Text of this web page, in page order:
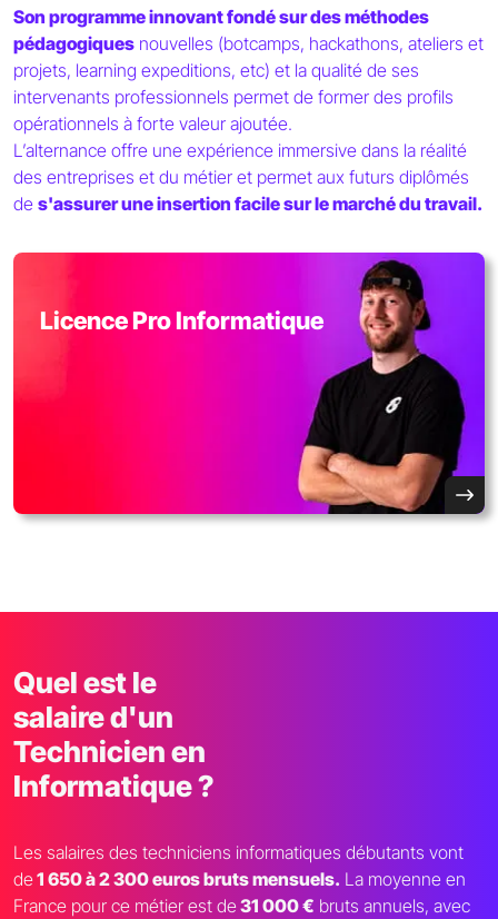
Son programme innovant fondé sur des méthodes
pédagogiques nouvelles (botcamps, hackathons, ateliers et
projets, learning expeditions, etc) et la qualité de ses
intervenants professionnels permet de former des profils
opérationnels à forte valeur ajoutée.
L’alternance offre une expérience immersive dans la réalité
des entreprises et du métier et permet aux futurs diplômés
de s'assurer une insertion facile sur le marché du travail.
Licence Pro Informatique
Quel est le
salaire d'un
Technicien en
Informatique ?
Les salaires des techniciens informatiques débutants vont
de1 650 à 2 300 euros bruts mensuels. La moyenne en
France pour ce métier est de31 000 € bruts annuels, avec